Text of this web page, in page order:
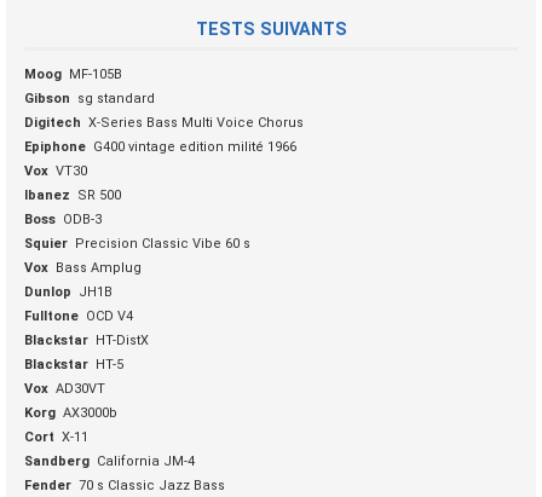
TESTS SUIVANTS
Moog MF-105B
Gibson
sg standard
Digitech X-Series Bass Multi Voice Chorus
Epiphone G400 vintage edition milité 1966
Vox VT30
Ibanez
SR 500
Boss ODB-3
Squier Precision Classic Vibe 60 s
Vox Bass Amplug
Dunlop
JH1B
Fulltone OCD V4
Blackstar HT-DistX
Blackstar HT-5
Vox AD30VT
Korg AX3000b
Cort X-11
Sandberg California JM-4
Fender 70 s Classic Jazz Bass